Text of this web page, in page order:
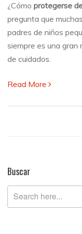
¿Cómo protegerse
pregunta que
padres de niños
siempre es una gran
de cuidados.
Read More
Buscar